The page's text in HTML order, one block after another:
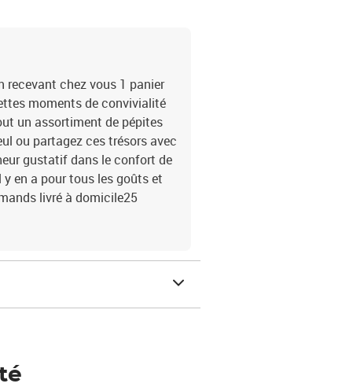
recevant chez vous 1 panier
moments de convivialité
un assortiment de pépites
ou partagez ces trésors avec
gustatif dans le confort de
en a pour tous les goûts et
livré à domicile25